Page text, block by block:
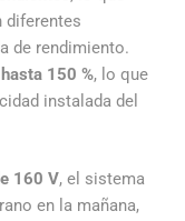
diferentes
de rendimiento.
150 %, lo que
instalada del
160 V, el sistema
en la mañana,